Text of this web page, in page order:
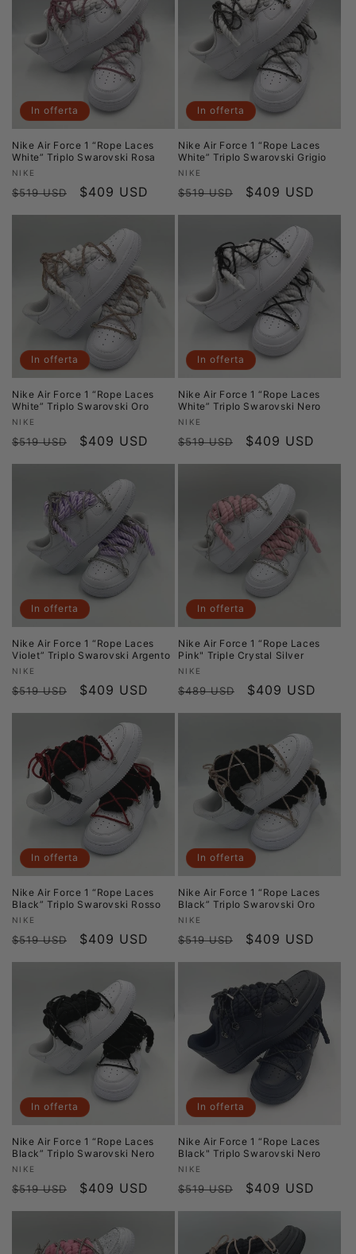
In offerta
Nike Air Force 1 “Rope Laces
White” Triplo Swarovski Rosa
Produttore:
NIKE
Prezzo
di
$519 USD
Prezzo
scontato
$409 USD
In offerta
Nike Air Force 1 “Rope Laces
White” Triplo Swarovski Grigio
Produttore:
NIKE
Prezzo
di
$519 USD
Prezzo
scontato
$409 USD
In offerta
Nike Air Force 1 “Rope Laces
White” Triplo Swarovski Oro
Produttore:
NIKE
Prezzo
di
$519 USD
Prezzo
scontato
$409 USD
In offerta
Nike Air Force 1 “Rope Laces
White” Triplo Swarovski Nero
Produttore:
NIKE
Prezzo
di
$519 USD
Prezzo
scontato
$409 USD
In offerta
Nike Air Force 1 “Rope Laces
Violet” Triplo Swarovski Argento
Produttore:
NIKE
Prezzo
di
$519 USD
Prezzo
scontato
$409 USD
In offerta
Nike Air Force 1 “Rope Laces
Pink" Triple Crystal Silver
Produttore:
NIKE
Prezzo
di
$489 USD
Prezzo
scontato
$409 USD
In offerta
Nike Air Force 1 “Rope Laces
Black” Triplo Swarovski Rosso
Produttore:
NIKE
Prezzo
di
$519 USD
Prezzo
scontato
$409 USD
In offerta
Nike Air Force 1 “Rope Laces
Black” Triplo Swarovski Oro
Produttore:
NIKE
Prezzo
di
$519 USD
Prezzo
scontato
$409 USD
In offerta
Nike Air Force 1 “Rope Laces
Black” Triplo Swarovski Nero
Produttore:
NIKE
Prezzo
di
$519 USD
Prezzo
scontato
$409 USD
In offerta
Nike Air Force 1 “Rope Laces
Black" Triplo Swarovski Nero
Produttore:
NIKE
Prezzo
di
$519 USD
Prezzo
scontato
$409 USD